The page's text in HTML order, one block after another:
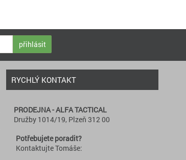
přihlásit
RYCHLÝ KONTAKT
PRODEJNA - ALFA TACTICAL
Družby 1014/19, Plzeň 312 00
Potřebujete poradit?
Kontaktujte Tomáše: